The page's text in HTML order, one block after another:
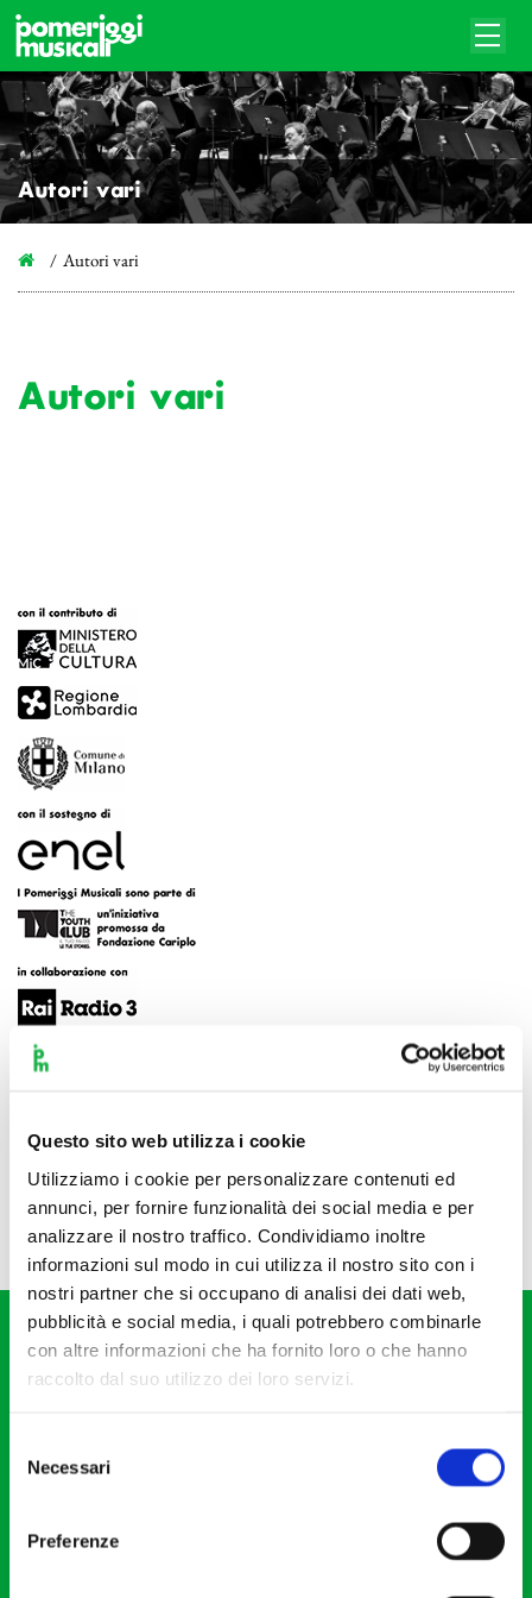
Questo sito web utilizza i cookie
Utilizziamo i cookie per personalizzare contenuti ed
annunci, per fornire funzionalità dei social media e per
analizzare il nostro traffico. Condividiamo inoltre
informazioni sul modo in cui utilizza il nostro sito con i
nostri partner che si occupano di analisi dei dati web,
pubblicità e social media, i quali potrebbero combinarle
con altre informazioni che ha fornito loro o che hanno
raccolto dal suo utilizzo dei loro servizi.
delNecessari
Preferenze
Autori vari
Autori vari
Autori vari
Fondazione I Pomeriggi Musicali
Partita Iva 04410060158